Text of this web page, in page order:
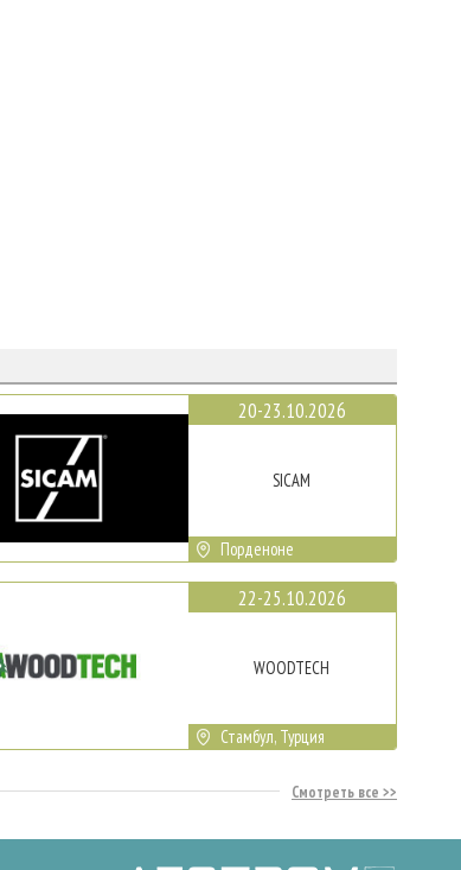
20-23.10.2026
SICAM
Порденоне
22-25.10.2026
WOODTECH
Стамбул, Турция
Смотреть все